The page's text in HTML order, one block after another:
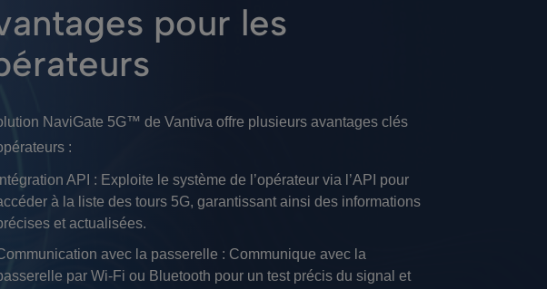
pour les
NaviGate 5G™ de Vantiva offre plusieurs avantages clés
:
Intégration API : Exploite le système de l’opérateur via l’API pour
à la liste des tours 5G, garantissant ainsi des informations
et actualisées.
avec la passerelle : Communique avec la
par Wi-Fi ou Bluetooth pour un test précis du signal et